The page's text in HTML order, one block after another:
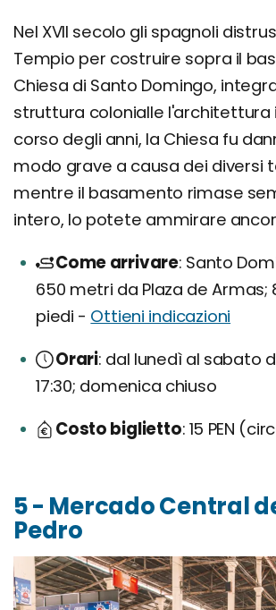
Nel XVII secolo gli spagnoli
Tempio per costruire sopra il
Chiesa di Santo Domingo,
struttura colonialle l'architettura
corso degli anni, la Chiesa fu
modo grave a causa dei diversi
mentre il basamento rimase
intero, lo potete ammirare
Come arrivare Santo
650 metri da Plaza de Armas;
piedi - Ottieni indicazioni
Orari dal lunedì al sabato
17:30; domenica chiuso
Costo biglietto 15 PEN
5 - Mercado Central
Pedro